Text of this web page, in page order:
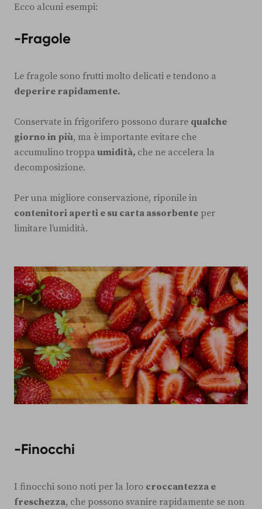
Ecco alcuni esempi:
-Fragole
Le fragole sono frutti molto delicati e tendono a
deperire rapidamente.
Conservate in frigorifero possono durare qualche
giorno in più, ma è importante evitare che
accumulino troppa umidità, che ne accelera la
decomposizione.
Per una migliore conservazione, riponile in
contenitori aperti e su carta assorbente per
limitare l’umidità.
-Finocchi
I finocchi sono noti per la loro croccantezza e
freschezza, che possono svanire rapidamente se non